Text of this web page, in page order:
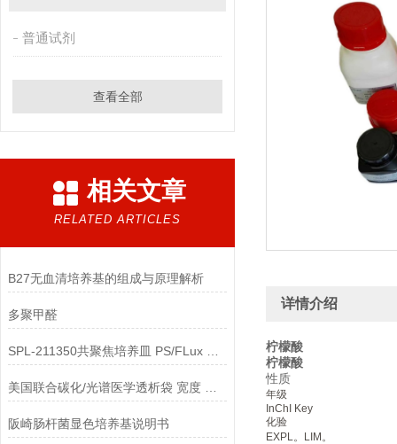
普通试剂
查看全部
相关文章
RELATED ARTICLES
B27无血清培养基的组成与原理解析
多聚甲醛
阪崎肠杆菌显色培养基说明书
详情介绍
柠檬酸
柠檬酸
性质
年级
InChI Key
化验
EXPL。LIM。